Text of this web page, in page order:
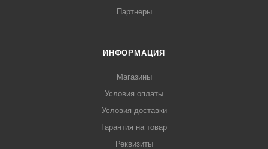
Партнеры
ИНФОРМАЦИЯ
Магазины
Условия оплаты
Условия доставки
Гарантия на товар
Реквизиты